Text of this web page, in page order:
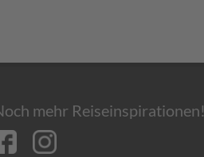
mehr Reiseinspirationen!